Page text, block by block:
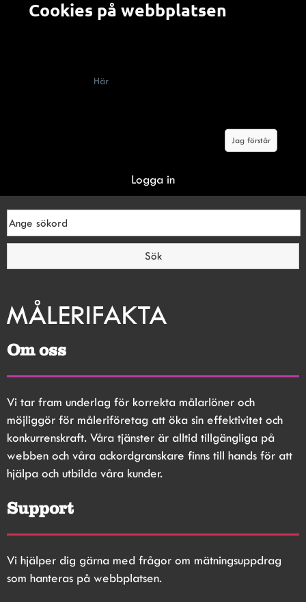
Cookies på webbplatsen
Här
Jag förstår
Logga in
Om oss
Vi tar fram underlag för korrekta målarlöner och
möjliggör för måleriföretag att öka sin effektivitet och
konkurrenskraft. Våra tjänster är alltid tillgängliga på
webben och våra ackordgranskare finns till hands för att
hjälpa och utbilda våra kunder.
Support
Vi hjälper dig gärna med frågor om mätningsuppdrag
som hanteras på webbplatsen.